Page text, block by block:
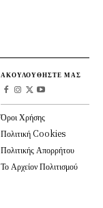
ΑΚΟΥΛΟΥΘΗΣΤΕ ΜΑΣ
Όροι Χρήσης
Πολιτική Cookies
Πολιτικής Απορρήτου
Το Αρχείον Πολιτισμού